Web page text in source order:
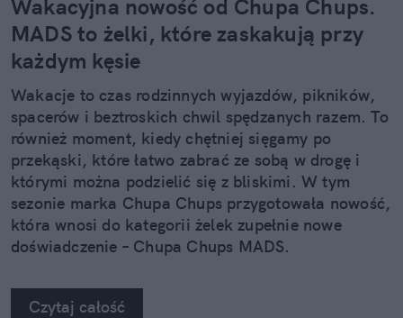
Wakacyjna nowość od Chupa Chups.
MADS to żelki, które zaskakują przy
każdym kęsie
Wakacje to czas rodzinnych wyjazdów, pikników,
spacerów i beztroskich chwil spędzanych razem. To
również moment, kiedy chętniej sięgamy po
przekąski, które łatwo zabrać ze sobą w drogę i
którymi można podzielić się z bliskimi. W tym
sezonie marka Chupa Chups przygotowała nowość,
która wnosi do kategorii żelek zupełnie nowe
doświadczenie – Chupa Chups MADS.
Czytaj całość